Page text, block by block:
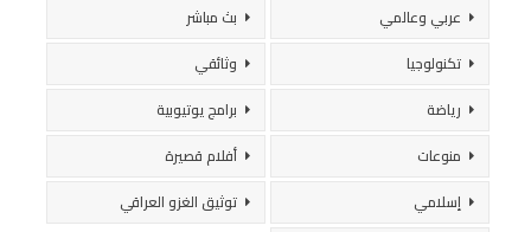
عربي وعالمي
بث مباشر
تكنولوجيا
وثائقي
رياضة
برامج يوتيوبية
منوعات
أفلام قصيرة
إسلامي
توثيق الغزو العراقي